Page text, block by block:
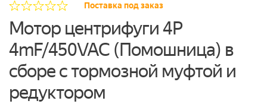
Поставка под заказ
Мотор центрифуги 4P
4mF/450VAC (Помошница) в
сборе с тормозной муфтой и
редуктором